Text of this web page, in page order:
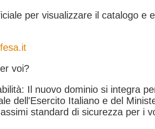
per visualizzare il catalogo e
voi?
Il nuovo dominio si integra
dell'Esercito Italiano e del
standard di sicurezza per i